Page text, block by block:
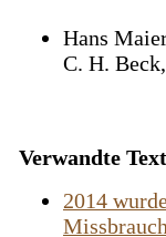
Hans
C. H.
Verwandte
2014